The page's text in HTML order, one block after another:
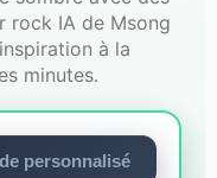
rock IA de Msong
à la
minutes.
personnalisé